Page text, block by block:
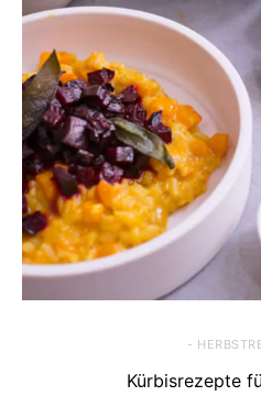
-
Kürbisrezepte